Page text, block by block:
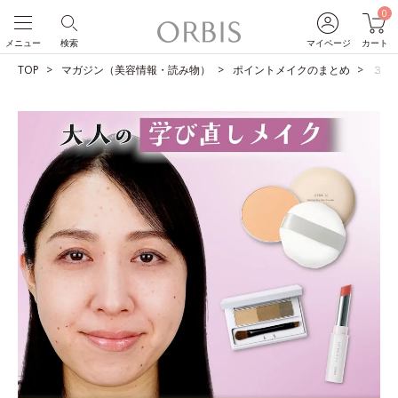
マイページ
0
カート
検索
メニュー
TOP マガジン（美容情報・読み物） ポイントメイクのまとめ ３